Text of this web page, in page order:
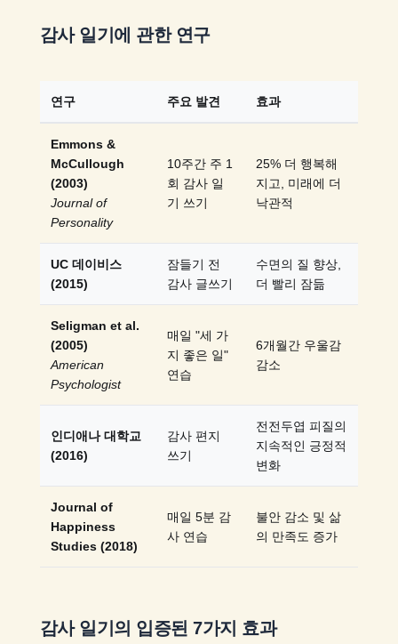
감사 일기에 관한 연구
연구 주요 발견 효과
Emmons &
McCullough
(2003)
Journal of
Personality
10주간 주 1
회 감사 일
기 쓰기
25% 더 행복해
지고, 미래에 더
낙관적
UC 데이비스
(2015)
잠들기 전
감사 글쓰기
수면의 질 향상,
더 빨리 잠듦
Seligman et al.
(2005)
American
Psychologist
매일 "세 가
지 좋은 일"
연습
6개월간 우울감
감소
인디애나 대학교
(2016)
감사 편지
쓰기
전전두엽 피질의
지속적인 긍정적
변화
Journal of
Happiness
Studies (2018)
매일 5분 감
사 연습
불안 감소 및 삶
의 만족도 증가
감사 일기의 입증된 7가지 효과